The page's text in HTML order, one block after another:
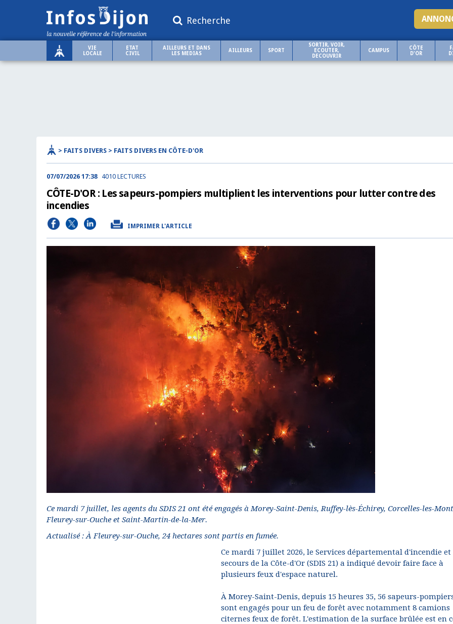
Recherche
VIE
LOCALE
ETAT
CIVIL
AILLEURS ET DANS
LES MEDIAS
AILLEURS SPORT
SORTIR, VOIR,
ECOUTER,
DECOUVRIR
CAMPUS
CÔTE
D'OR
> FAITS DIVERS > FAITS DIVERS EN CÔTE-D'OR
07/07/2026 17:38 4010 LECTURES
CÔTE-D'OR : Les sapeurs-pompiers multiplient les interventions pour lutter contre des
incendies
IMPRIMER L'ARTICLE
Ce mardi 7 juillet, les agents du SDIS 21 ont été engagés à Morey-Saint-Denis, Ruffey-lès-Échirey, Corcelles-les-
Fleurey-sur-Ouche et Saint-Martin-de-la-Mer.
Actualisé : À Fleurey-sur-Ouche, 24 hectares sont partis en fumée.
Ce mardi 7 juillet 2026, le Services départemental d'incendie et
secours de la Côte-d'Or (SDIS 21) a indiqué devoir faire face à
plusieurs feux d'espace naturel.
À Morey-Saint-Denis, depuis 15 heures 35, 56 sapeurs-
sont engagés pour un feu de forêt avec notamment 8 camions
citernes feux de forêt. L'estimation de la surface brûlée est en